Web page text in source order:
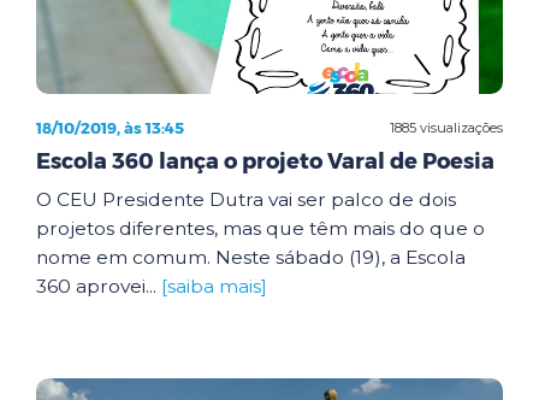
1885 visualizações
18/10/2019, às 13:45
Escola 360 lança o projeto Varal de Poesia
O CEU Presidente Dutra vai ser palco de dois
projetos diferentes, mas que têm mais do que o
nome em comum. Neste sábado (19), a Escola
360 aprovei... [saiba mais]